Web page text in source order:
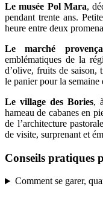
Le musée Pol Mara,
pendant trente ans.
heure entre deux
Le marché
emblématiques de la
d’olive, fruits de
le panier pour la semaine
Le village des Bories,
hameau de cabanes en
de l’architecture
de visite, surprenant et
Conseils pratiques
Comment se garer,